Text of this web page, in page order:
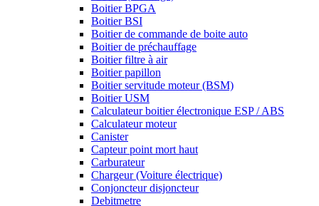
Boitier BPGA
Boitier BSI
Boitier de commande de boite auto
Boitier de préchauffage
Boitier filtre à air
Boitier papillon
Boitier servitude moteur (BSM)
Boitier USM
Calculateur boitier électronique ESP / ABS
Calculateur moteur
Canister
Capteur point mort haut
Carburateur
Chargeur (Voiture électrique)
Conjoncteur disjoncteur
Debitmetre